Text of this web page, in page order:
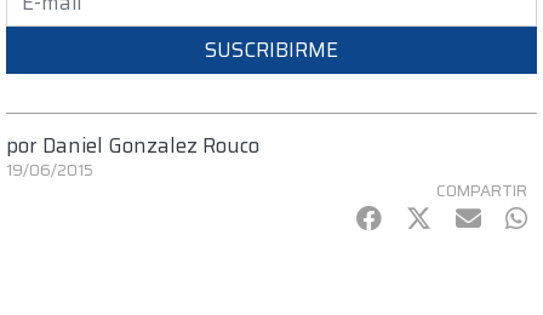
SUSCRIBIRME
por Daniel Gonzalez Rouco
19/06/2015
COMPARTIR
Facebook
Twitter
mail